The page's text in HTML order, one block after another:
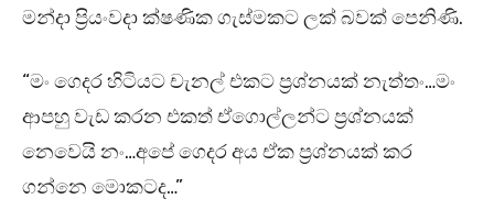
මන්දා ප්‍රියංවදා ක්ෂණික ගැස්මකට ලක් බවක් පෙනිණි.
“මං ගෙදර හිටියට චැනල් එකට ප්‍රශ්නයක් නැත්තං…මං
ආපහු වැඩ කරන එකත් ඒගොල්ලන්ට ප්‍රශ්නයක්
නෙවෙයි නං…අපේ ගෙදර අය ඒක ප්‍රශ්නයක් කර
ගන්නෙ මොකටද…”